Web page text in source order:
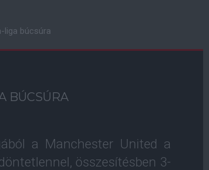
liga búcsúra
BÚCSÚRA
a Manchester United a
összesítésben 3-